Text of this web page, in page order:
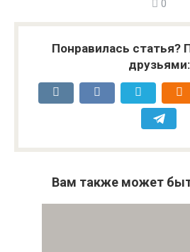
0
Понравилась статья?
друзьями:
Вам также может